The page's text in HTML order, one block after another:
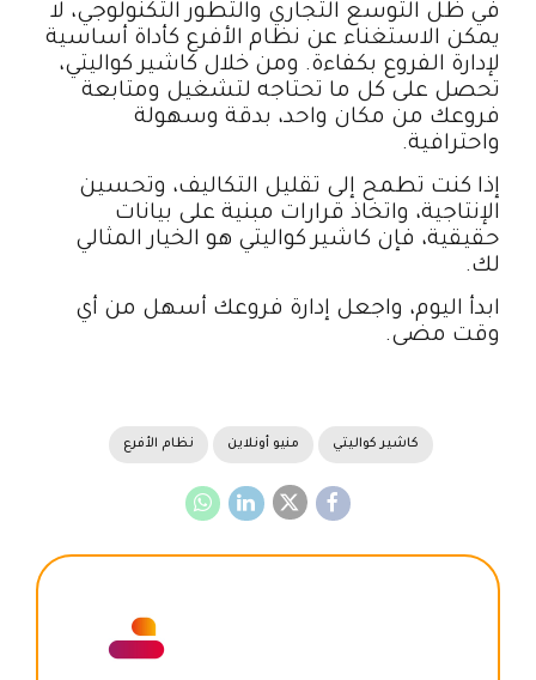
في ظل التوسع التجاري والتطور التكنولوجي، لا
يمكن الاستغناء عن نظام الأفرع كأداة أساسية
لإدارة الفروع بكفاءة. ومن خلال كاشير كواليتي،
تحصل على كل ما تحتاجه لتشغيل ومتابعة
فروعك من مكان واحد، بدقة وسهولة
واحترافية.
إذا كنت تطمح إلى تقليل التكاليف، وتحسين
الإنتاجية، واتخاذ قرارات مبنية على بيانات
حقيقية، فإن كاشير كواليتي هو الخيار المثالي
لك.
ابدأ اليوم، واجعل إدارة فروعك أسهل من أي
وقت مضى.
كاشير كواليتي منيو أونلاين نظام الأفرع